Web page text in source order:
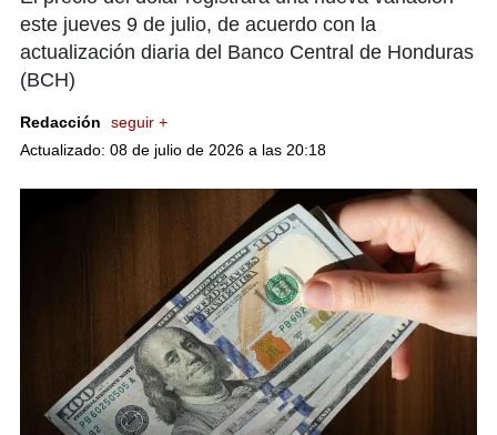
este jueves 9 de julio, de acuerdo con la
actualización diaria del Banco Central de Honduras
(BCH)
Redacción
seguir +
Actualizado: 08 de julio de 2026 a las 20:18